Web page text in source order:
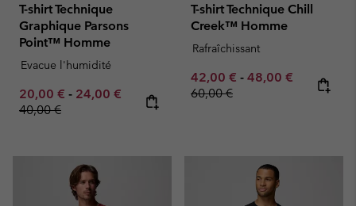
T-shirt Technique
Graphique Parsons
Point™ Homme
Evacue l'humidité
Minimum sale price:
20,00 € - Maximum sale price:
24,00 € Regular price:
40,00 €
T-shirt Technique Chill
Creek™ Homme
Rafraîchissant
Minimum sale price:
42,00 € - Maximum sale
48,00 € Regular
60,00 €